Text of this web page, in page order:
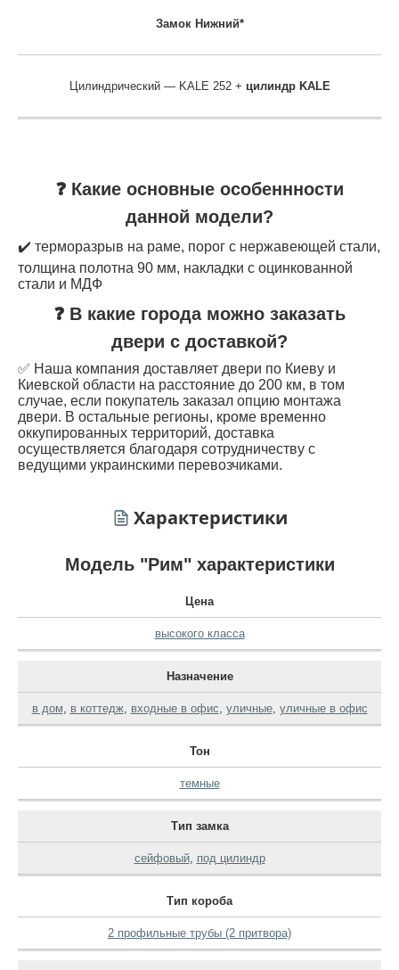
ЗамокНижний*
Цилиндрический — KALE 252 + цилиндр KALE
❓ Какие основные особеннности
данной модели?
✔️ терморазрыв на раме, порог с нержавеющей стали,
толщина полотна 90 мм, накладки с оцинкованной
стали и МДФ
❓ В какие города можно заказать
двери с доставкой?
✅ Наша компания доставляет двери по Киеву и
Киевской области на расстояние до 200 км, в том
случае, если покупатель заказал опцию монтажа
двери. В остальные регионы, кроме временно
оккупированных территорий, доставка
осуществляется благодаря сотрудничеству с
ведущими украинскими перевозчиками.
Характеристики
Модель "Рим" характеристики
Цена
высокого класса
Назначение
в дом в коттедж, входные в офис уличные, уличные в офис
Тон
темные
Тип замка
сейфовый, под цилиндр
Тип короба
2 профильные трубы (2 притвора)